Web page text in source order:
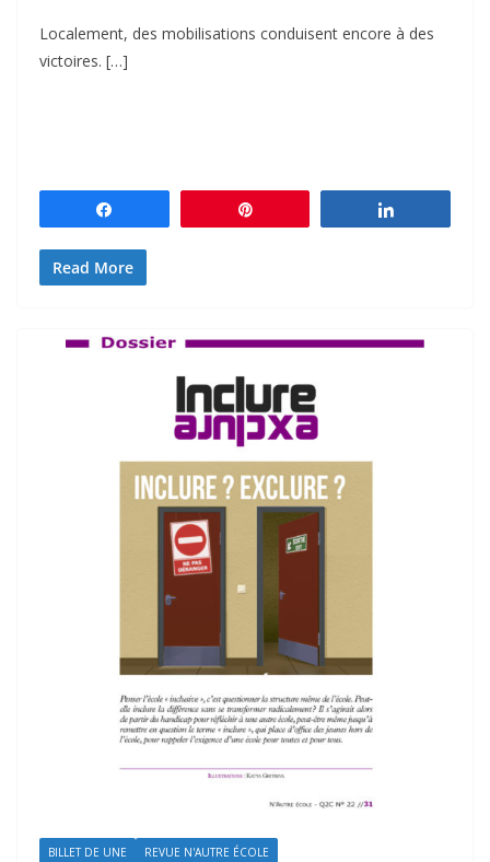
Localement, des mobilisations conduisent encore à des
victoires. […]
Read More
BILLET DE UNE REVUE N'AUTRE ÉCOLE